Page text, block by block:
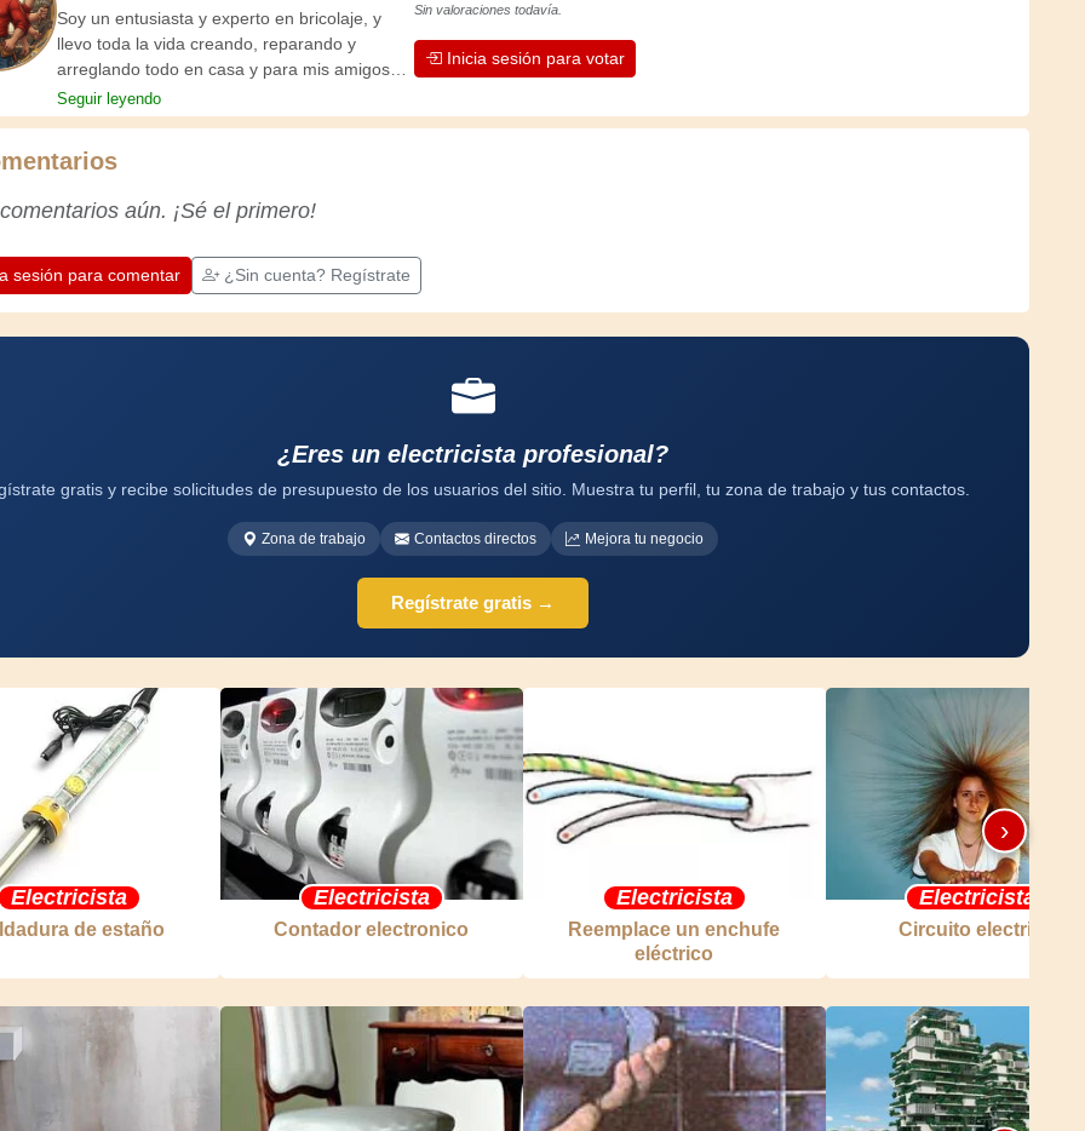
Soy un entusiasta y experto en bricolaje, y
llevo toda la vida creando, reparando y
arreglando todo en casa y para mis amigos.
Mis abuelos me enseñaron lo básico desde
pequeño, y desde entonces he adquirido una
Te mantiene activo y alerta, y te hace
profesionales ponen en su trabajo.
oportunidad para mejorar. ¡Diviértete!
Seguir leyendo
Sin valoraciones todavía.
Inicia sesión para votar
aún. ¡Sé el primero!
sesión para comentar ¿Sin cuenta? Regístrate
¿Eres un electricista profesional?
gratis y recibe solicitudes de presupuesto de los usuarios del sitio. Muestra tu perfil, tu zona de trabajo y tus contactos.
Zona de trabajo Contactos directos Mejora tu negocio
Regístrate gratis →
Electricista
de estaño
Electricista
Contador electronico
Electricista
Reemplace un enchufe
eléctrico
Electricista
Circuito electrico
›